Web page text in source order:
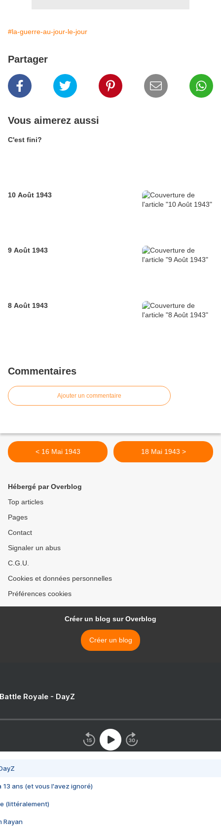
#la-guerre-au-jour-le-jour
Partager
Vous aimerez aussi
C'est fini?
10 Août 1943
9 Août 1943
8 Août 1943
Commentaires
Ajouter un commentaire
< 16 Mai 1943 18 Mai 1943 >
Hébergé par Overblog
Top articles
Pages
Contact
Signaler un abus
C.G.U.
Cookies et données personnelles
Préférences cookies
Créer un blog sur Overblog
Créer un blog
Royale - DayZ
13 ans (et vous l'avez ignoré)
(littéralement)
Rayan